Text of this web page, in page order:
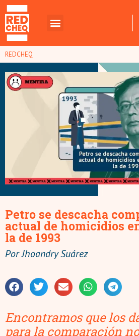
REDCHEQ
Petro se descacha
actual de homicidios
la de 1993
PorJhoandry Suárez
Encontramos que los
para la comparación